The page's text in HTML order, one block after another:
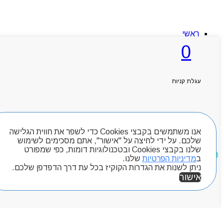
אנו משתמשים בקבצי Cookies כדי לשפר את חווית הגלישה
שלכם. על ידי לחיצה על "אישור", אתם מסכימים לשימוש
שלנו בקבצי Cookies ובטכנולוגיות דומות, כפי שמפורט
במדיניות הפרטיות שלנו.
ניתן לשנות את הגדרות הקוקיז בכל עת דרך הדפדפן שלכם.
אישור
0
עגלת קניות
חיפוש מוצרים
מוצרים שאהבתי
ראשי
קטלוג מוצרים
המגזין
מותגים